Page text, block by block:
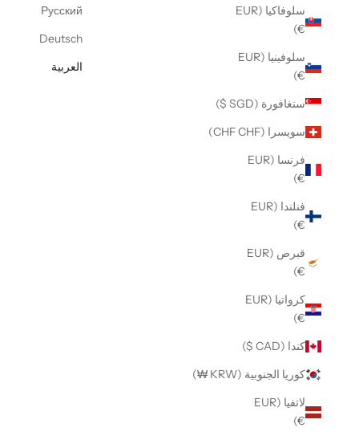
سلوفاكيا (EUR
€)
سلوفينيا (EUR
€)
سنغافورة (SGD $)
سويسرا (CHF CHF)
فرنسا (EUR
€)
فنلندا (EUR
€)
قبرص (EUR
€)
كرواتيا (EUR
€)
كندا (CAD $)
كوريا الجنوبية (KRW ₩)
لاتفيا (EUR
€)
Русский
Deutsch
العربية